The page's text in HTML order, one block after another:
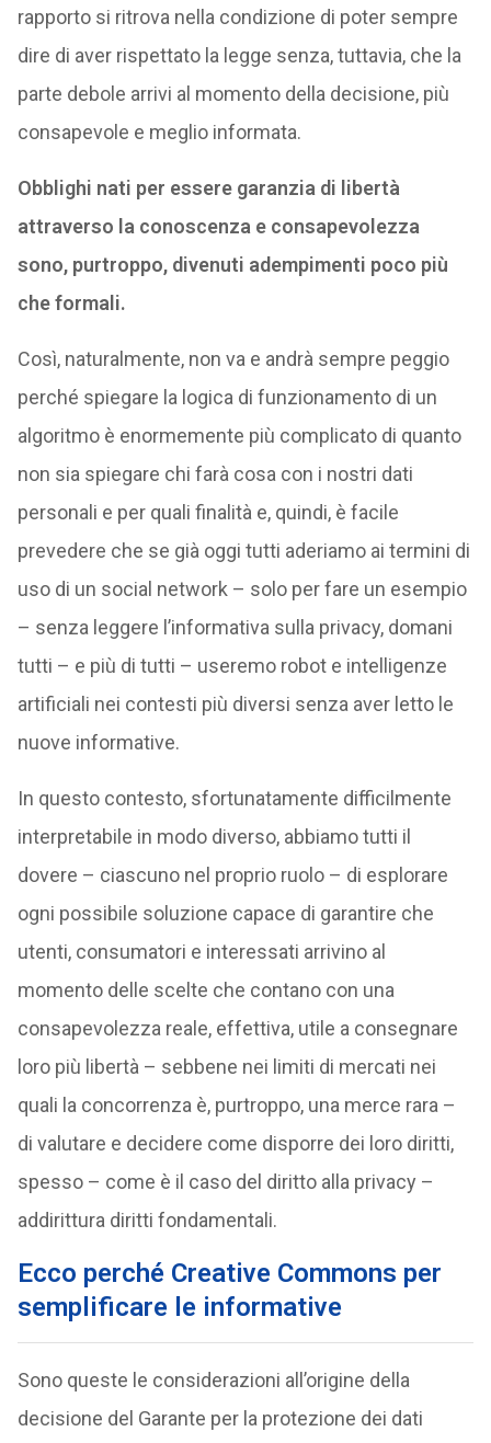
rapporto si ritrova nella condizione di poter sempre
dire di aver rispettato la legge senza, tuttavia, che la
parte debole arrivi al momento della decisione, più
consapevole e meglio informata.
Obblighi nati per essere garanzia di libertà
attraverso la conoscenza e consapevolezza
sono, purtroppo, divenuti adempimenti poco più
che formali.
Così, naturalmente, non va e andrà sempre peggio
perché spiegare la logica di funzionamento di un
algoritmo è enormemente più complicato di quanto
non sia spiegare chi farà cosa con i nostri dati
personali e per quali finalità e, quindi, è facile
prevedere che se già oggi tutti aderiamo ai termini di
uso di un social network – solo per fare un esempio
– senza leggere l’informativa sulla privacy, domani
tutti – e più di tutti – useremo robot e intelligenze
artificiali nei contesti più diversi senza aver letto le
nuove informative.
In questo contesto, sfortunatamente difficilmente
interpretabile in modo diverso, abbiamo tutti il
dovere – ciascuno nel proprio ruolo – di esplorare
ogni possibile soluzione capace di garantire che
utenti, consumatori e interessati arrivino al
momento delle scelte che contano con una
consapevolezza reale, effettiva, utile a consegnare
loro più libertà – sebbene nei limiti di mercati nei
quali la concorrenza è, purtroppo, una merce rara –
di valutare e decidere come disporre dei loro diritti,
spesso – come è il caso del diritto alla privacy –
addirittura diritti fondamentali.
Ecco perché Creative Commons per
semplificare le informative
Sono queste le considerazioni all’origine della
decisione del Garante per la protezione dei dati